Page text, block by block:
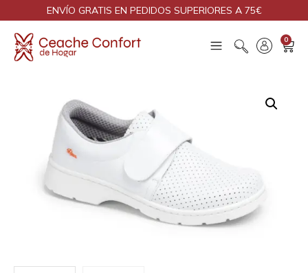
ENVÍO GRATIS EN PEDIDOS SUPERIORES A 75€
0